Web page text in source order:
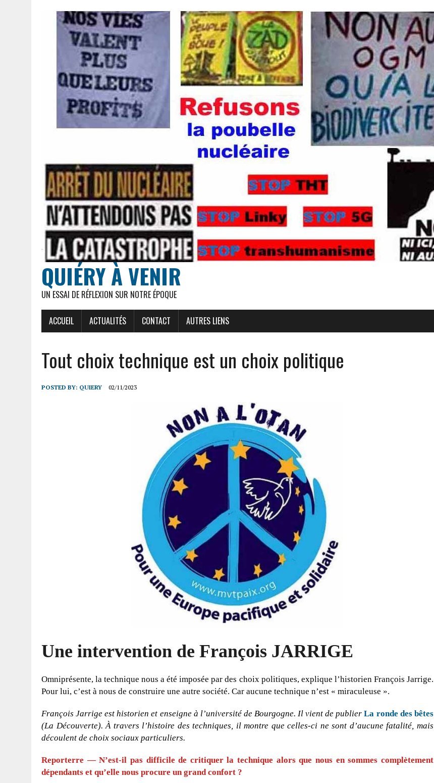
QUIÉRY À VENIR
UN ESSAI DE RÉFLEXION SUR NOTRE ÉPOQUE
ACCUEIL ACTUALITÉS CONTACT AUTRES LIENS
Tout choix technique est un choix politique
POSTED BY: QUIERY 02/11/2023
Une intervention de François JARRIGE
Omniprésente, la technique nous a été imposée par des choix politiques, explique l’historien François Jarrige.
Pour lui, c’est à nous de construire une autre société. Car aucune technique n’est « miraculeuse ».
François Jarrige est historien et enseigne à l’université de Bourgogne. Il vient de publierLa ronde des bêtes
(La Découverte). À travers l’histoire des techniques, il montre que celles-ci ne sont d’aucune fatalité, mais
découlent de choix sociaux particuliers.
Reporterre— N’est-il pas difficile de critiquer la technique alors que nous en sommes complètement
dépendants et qu’elle nous procure un grand confort ?